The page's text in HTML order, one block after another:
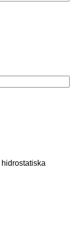
hidrostatiska